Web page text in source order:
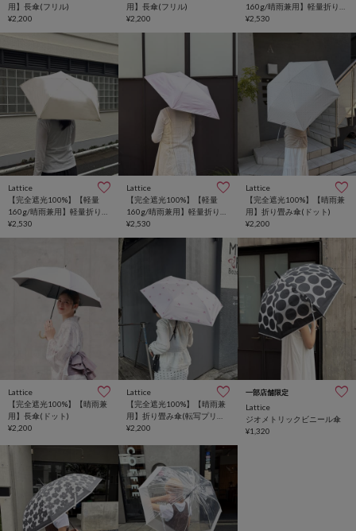
用】長傘(フリル)
¥2,200
用】長傘(フリル)
¥2,200
160g/晴雨兼用】軽量折り畳
み傘(無地)
¥2,530
Lattice
【完全遮光100%】【軽量
160g/晴雨兼用】軽量折り畳
み傘(無地)
¥2,530
Lattice
【完全遮光100%】【軽量
160g/晴雨兼用】軽量折り畳
み傘(無地)
¥2,530
Lattice
【完全遮光100%】【晴雨兼
用】折り畳み傘(ドット)
¥2,200
Lattice
【完全遮光100%】【晴雨兼
用】長傘(ドット)
¥2,200
Lattice
【完全遮光100%】【晴雨兼
用】折り畳み傘(転写プリン
ト)
¥2,200
一部店舗限定
Lattice
ジオメトリックビニール傘
¥1,320